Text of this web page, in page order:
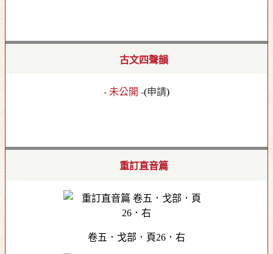
古文四聲韻
- 未公開 -(申請)
重訂直音篇
卷五．戈部．頁26．右